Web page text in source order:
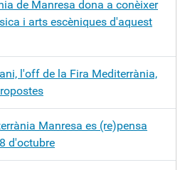
de Manresa dona a conèixer
i arts escèniques d'aquest
l'off de la Fira Mediterrània,
Manresa es (re)pensa
d'octubre